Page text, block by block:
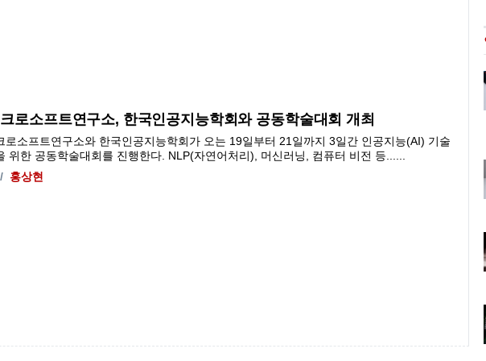
로소프트연구소, 한국인공지능학회와 공동학술대회 개최
로소프트연구소와 한국인공지능학회가 오는 19일부터 21일까지 3일간 인공지능(AI) 기술
위한 공동학술대회를 진행한다. NLP(자연어처리), 머신러닝, 컴퓨터 비전 등......
홍상현